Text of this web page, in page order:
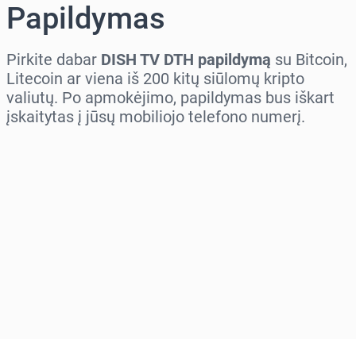
Papildymas
Pirkite dabar DISH TV DTH papildymą su Bitcoin,
Litecoin ar viena iš 200 kitų siūlomų kripto
valiutų. Po apmokėjimo, papildymas bus iškart
įskaitytas į jūsų mobiliojo telefono numerį.